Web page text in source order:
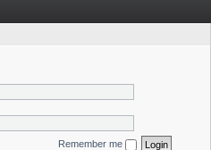
Remember me